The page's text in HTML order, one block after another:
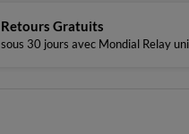
Retours Gratuits
sous 30 jours avec Mondial Relay